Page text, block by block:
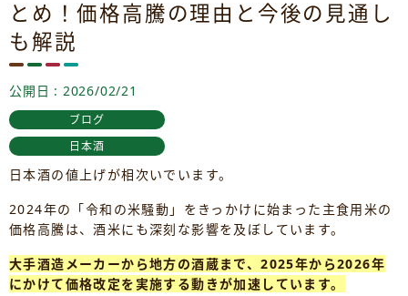
とめ！価格高騰の理由と今後の見通し
も解説
公開日 : 2026/02/21
ブログ
日本酒
日本酒の値上げが相次いでいます。
2024年の「令和の米騒動」をきっかけに始まった主食用米の
価格高騰は、酒米にも深刻な影響を及ぼしています。
大手酒造メーカーから地方の酒蔵まで、2025年から2026年
にかけて価格改定を実施する動きが加速しています。